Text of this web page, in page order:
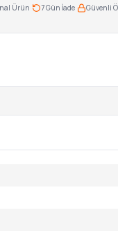
Ürün 7 Gün İade Güvenli